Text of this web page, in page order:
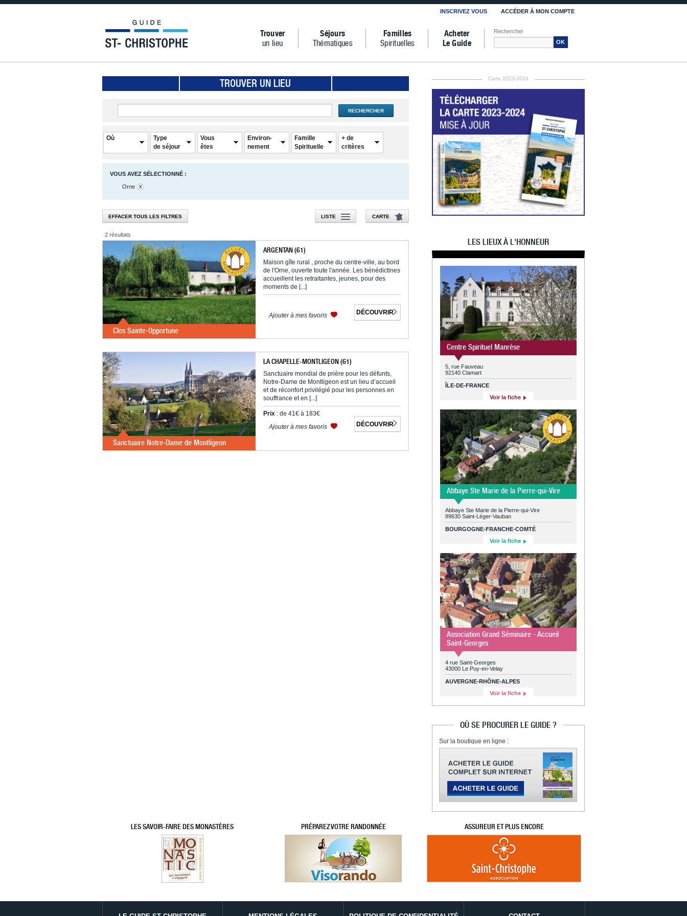
INSCRIVEZ VOUS ACCÉDER À MON COMPTE
Trouver
un lieu
Séjours
Thématiques
Familles
Spirituelles
Acheter
Le Guide
Rechercher
OK
TROUVER UN LIEU
RECHERCHER
Où
Type
de séjour
Vous
êtes
Environ-
nement
Famille
Spirituelle
+ de
critères
VOUS AVEZ SÉLECTIONNÉ :
Orne
EFFACER TOUS LES FILTRES LISTE CARTE
2 résultats
Clos Sainte-Opportune
ARGENTAN (61)
Maison gîte rural , proche du centre-ville, au bord
de l'Orne, ouverte toute l'année. Les bénédictines
accueillent les retraitantes, jeunes, pour des
moments de [...]
Ajouter à mes favoris DÉCOUVRIR
Sanctuaire Notre-Dame de Montligeon
LA CHAPELLE-MONTLIGEON (61)
Sanctuaire mondial de prière pour les défunts,
Notre-Dame de Montligeon est un lieu d’accueil
et de réconfort privilégié pour les personnes en
souffrance et en [...]
Prix: de 41€ à 183€
Ajouter à mes favoris
DÉCOUVRIR
Carte 2023-2024
LES LIEUX À L'HONNEUR
Centre Spirituel Manrèse
5, rue Fauveau
92140 Clamart
ÎLE-DE-FRANCE
Voir la fiche
Abbaye Ste Marie de la Pierre-qui-Vire
Abbaye Ste Marie de la Pierre-qui-Vire
89630 Saint-Léger-Vauban
BOURGOGNE-FRANCHE-COMTÉ
Voir la fiche
Association Grand Séminaire - Accueil
Saint-Georges
4 rue Saint-Georges
43000 Le Puy-en-Velay
AUVERGNE-RHÔNE-ALPES
Voir la fiche
OÙ SE PROCURER LE GUIDE ?
Sur la boutique en ligne :
LES SAVOIR-FAIRE DES MONASTÈRES PRÉPAREZ VOTRE RANDONNÉE ASSUREUR ET PLUS ENCORE